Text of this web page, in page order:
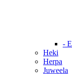
-
Heki
Herpa
Juweela